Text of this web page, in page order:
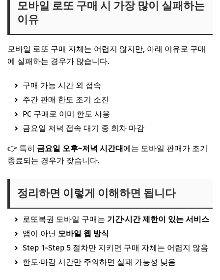
모바일 로또 구매 시 가장 많이 실패하는
이유
모바일 로또 구매 자체는 어렵지 않지만, 아래 이유로 구매
에 실패하는 경우가 많습니다.
구매 가능 시간 외 접속
주간 판매 한도 조기 소진
PC 구매로 이미 한도 사용
금요일 저녁 접속 대기 중 회차 마감
👉 특히 금요일 오후~저녁 시간대 에는 모바일 판매가 조기
종료되는 경우가 잦습니다.
정리하면 이렇게 이해하면 됩니다
로또복권 모바일 구매는 기간·시간 제한이 있는 서비스
앱이 아닌 모바일 웹 방식
Step 1~Step 5 절차만 지키면 구매 자체는 어렵지 않음
한도·마감 시간만 주의하면 실패 가능성 낮음